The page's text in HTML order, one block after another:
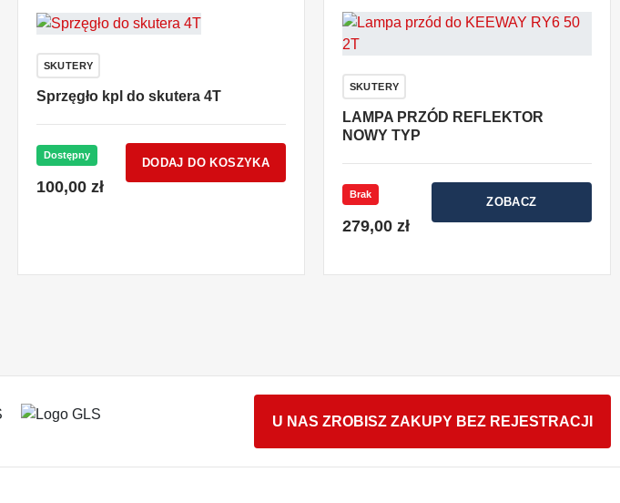
SKUTERY
Sprzęgło kpl do skutera 4T
Dostępny
100,00 zł
DODAJ DO KOSZYKA
SKUTERY
LAMPA PRZÓD REFLEKTOR
NOWY TYP
Brak
279,00 zł
ZOBACZ
U NAS ZROBISZ ZAKUPY BEZ REJESTRACJI